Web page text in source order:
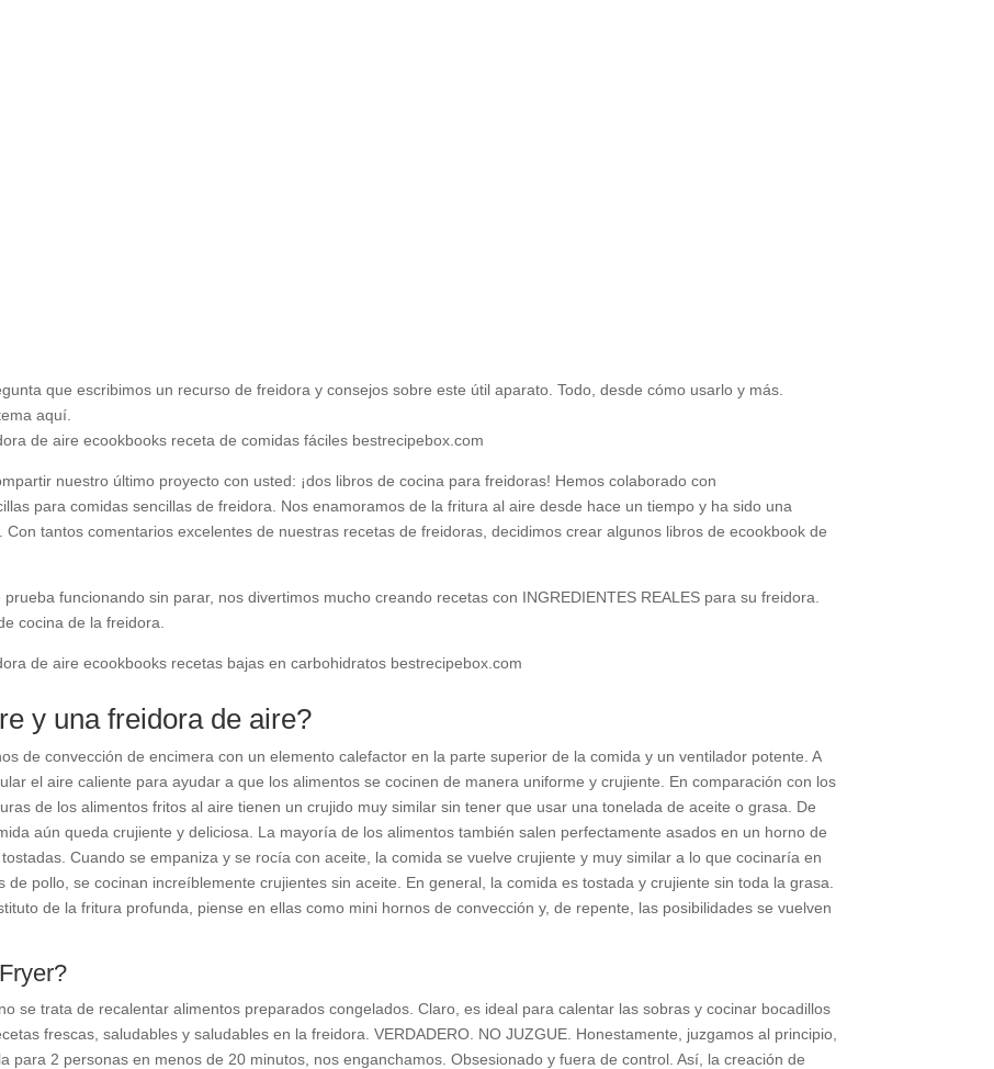
que escribimos un recurso de freidora y consejos sobre este útil aparato. Todo, desde cómo usarlo y más.
aquí.
nuestro último proyecto con usted: ¡dos libros de cocina para freidoras! Hemos colaborado con
para comidas sencillas de freidora. Nos enamoramos de la fritura al aire desde hace un tiempo y ha sido una
tantos comentarios excelentes de nuestras recetas de freidoras, decidimos crear algunos libros de ecookbook de
funcionando sin parar, nos divertimos mucho creando recetas con INGREDIENTES REALES para su freidora.
cocina de la freidora.
y una freidora de aire?
de convección de encimera con un elemento calefactor en la parte superior de la comida y un ventilador potente. A
el aire caliente para ayudar a que los alimentos se cocinen de manera uniforme y crujiente. En comparación con los
de los alimentos fritos al aire tienen un crujido muy similar sin tener que usar una tonelada de aceite o grasa. De
aún queda crujiente y deliciosa. La mayoría de los alimentos también salen perfectamente asados ​​en un horno de
Cuando se empaniza y se rocía con aceite, la comida se vuelve crujiente y muy similar a lo que cocinaría en
pollo, se cocinan increíblemente crujientes sin aceite. En general, la comida es tostada y crujiente sin toda la grasa.
de la fritura profunda, piense en ellas como mini hornos de convección y, de repente, las posibilidades se vuelven
se trata de recalentar alimentos preparados congelados. Claro, es ideal para calentar las sobras y cocinar bocadillos
frescas, saludables y saludables en la freidora. VERDADERO. NO JUZGUE. Honestamente, juzgamos al principio,
para 2 personas en menos de 20 minutos, nos enganchamos. Obsesionado y fuera de control. Así, la creación de